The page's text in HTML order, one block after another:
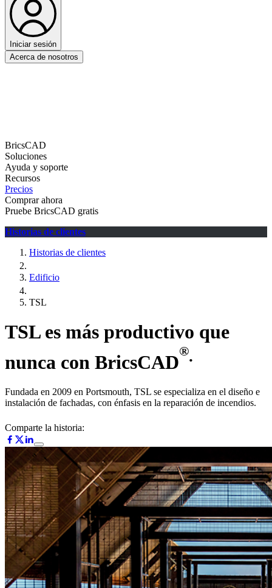
Iniciar sesión
Acerca de nosotros
BricsCAD
Soluciones
Ayuda y soporte
Recursos
Precios
Comprar ahora
Pruebe BricsCAD gratis
Historias de clientes
Historias de clientes
Edificio
TSL
TSL es más productivo que
nunca con BricsCAD
®.
Fundada en 2009 en Portsmouth, TSL se especializa en el diseño e
instalación de fachadas, con énfasis en la reparación de incendios.
Comparte la historia: